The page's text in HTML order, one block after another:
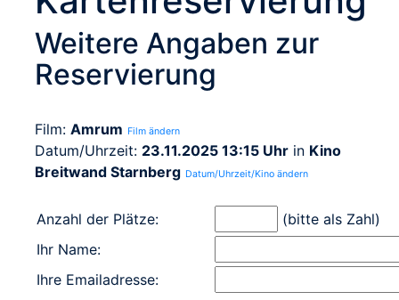
Weitere Angaben zur
Reservierung
Film: Amrum Film ändern
Datum/Uhrzeit: 23.11.2025 13:15 Uhr in Kino
Breitwand Starnberg Datum/Uhrzeit/Kino ändern
Anzahl der Plätze:
(bitte als Zahl)
Ihr Name:
Ihre Emailadresse: